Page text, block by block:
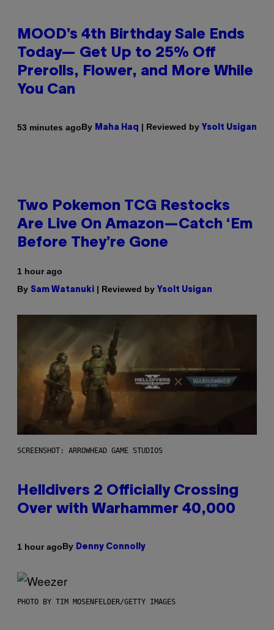
MOOD’s 4th Birthday Sale Ends
Today— Get Up to 25% Off
Prerolls, Flower, and More While
You Can
53 minutes agoBy Maha Haq | Reviewed by Ysolt Usigan
Two Pokemon TCG Restocks
Are Live On Amazon—Catch ‘Em
Before They’re Gone
1 hour ago
By Sam Watanuki | Reviewed by Ysolt Usigan
SCREENSHOT: ARROWHEAD GAME STUDIOS
Helldivers 2 Officially Crossing
Over with Warhammer 40,000
1 hour agoBy Denny Connolly
PHOTO BY TIM MOSENFELDER/GETTY IMAGES